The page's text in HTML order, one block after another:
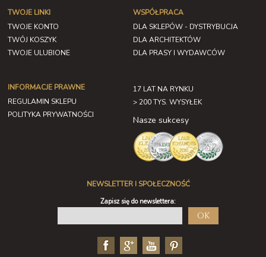
TWOJE LINKI
TWOJE KONTO
TWÓJ KOSZYK
TWOJE ULUBIONE
INFORMACJE PRAWNE
REGULAMIN SKLEPU
POLITYKA PRYWATNOŚCI
WSPÓŁPRACA
DLA SKLEPÓW - DYSTRYBUCJA
DLA ARCHITEKTÓW
DLA PRASY I WYDAWCÓW
17 LAT NA RYNKU
> 200 TYS. WYSYŁEK
Nasze sukcesy
NEWSLETTER I SPOŁECZNOŚĆ
Zapisz się do newslettera:
OK